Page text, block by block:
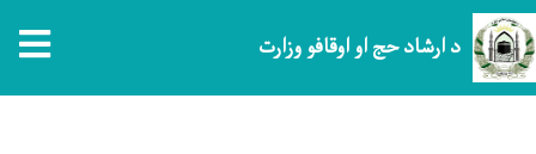
د ارشاد حج او اوقافو وزارت